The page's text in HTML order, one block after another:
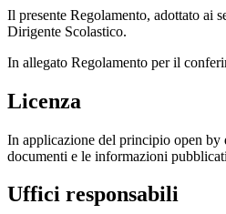
Il presente Regolamento, adottato ai
Dirigente Scolastico.
In allegato Regolamento per il
Licenza
In applicazione del principio open by
documenti e le informazioni
Uffici responsabili